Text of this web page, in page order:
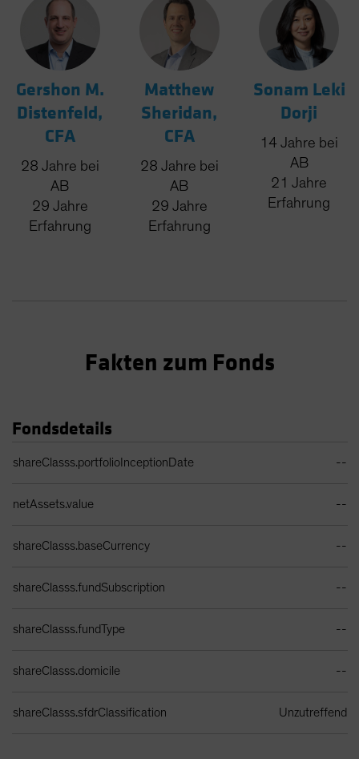
Gershon M.
Distenfeld,
CFA
28 Jahre bei
AB
29 Jahre
Erfahrung
Matthew
Sheridan,
CFA
28 Jahre bei
AB
29 Jahre
Erfahrung
Sonam Leki
Dorji
14 Jahre bei
AB
21 Jahre
Erfahrung
Fakten zum Fonds
Fondsdetails
shareClasss.portfolioInceptionDate --
netAssets.value --
shareClasss.baseCurrency --
shareClasss.fundSubscription --
shareClasss.fundType --
shareClasss.domicile --
shareClasss.sfdrClassification Unzutreffend